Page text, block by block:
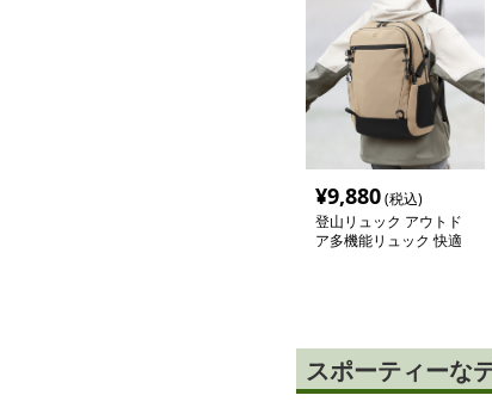
¥9,880(税込)
登山リュック アウトド
ア多機能リュック 快適
スポーティーな